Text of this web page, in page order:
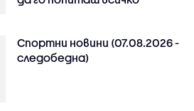
Спортни новини (07.08.2026 -
следобедна)